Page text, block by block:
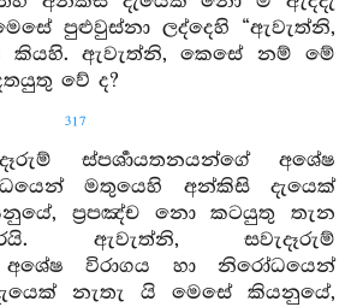
පුළුවුස්නා ලද්දෙහි “ඇවැත්නි,
කියහි. ඇවැත්නි, කෙසේ නම් මේ
වේ ද?
317
ස්පර්‍ශායතනයන්ගේ අශේෂ
මතුයෙහි අන්කිසි දැයෙක්
ප්‍රපඤ්ච නො කටයුතු තැන
ඇවැත්නි, සවැදෑරුම්
අශේෂ විරාගය හා නිරෝධයෙන්
නැතැ යි මෙසේ කියනුයේ,